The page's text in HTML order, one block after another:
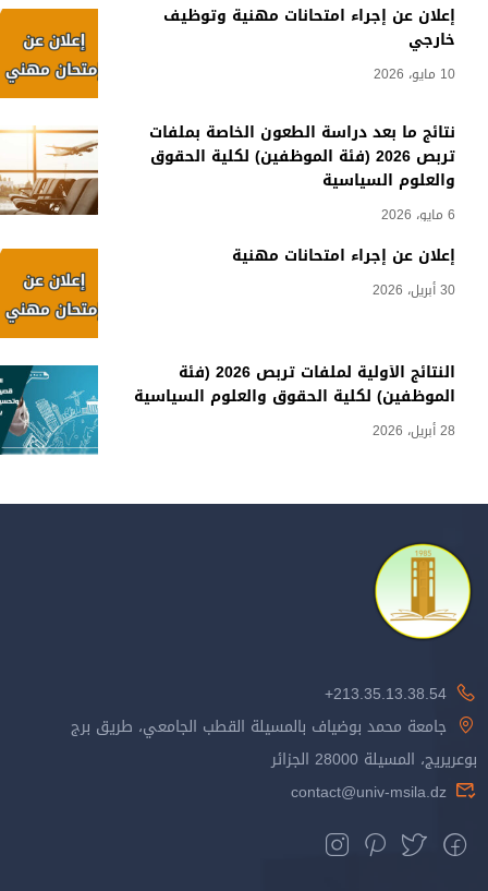
إعلان عن إجراء امتحانات مهنية وتوظيف
خارجي
10 مايو، 2026
نتائج ما بعد دراسة الطعون الخاصة بملفات
تربص 2026 (فئة الموظفين) لكلية الحقوق
والعلوم السياسية
6 مايو، 2026
إعلان عن إجراء امتحانات مهنية
30 أبريل، 2026
النتائج الأولية لملفات تربص 2026 (فئة
الموظفين) لكلية الحقوق والعلوم السياسية
28 أبريل، 2026
213.35.13.38.54+
جامعة محمد بوضياف بالمسيلة القطب الجامعي، طريق برج
بوعريريج، المسيلة 28000 الجزائر
contact@univ-msila.dz